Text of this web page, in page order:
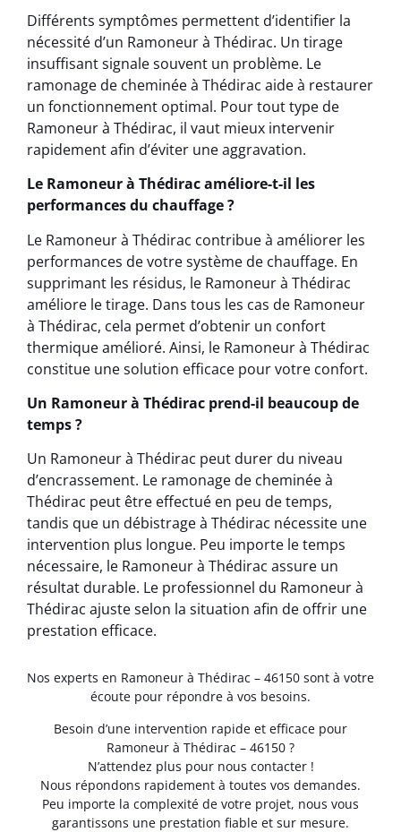
Différents symptômes permettent d’identifier la
nécessité d’un Ramoneur à Thédirac. Un tirage
insuffisant signale souvent un problème. Le
ramonage de cheminée à Thédirac aide à restaurer
un fonctionnement optimal. Pour tout type de
Ramoneur à Thédirac, il vaut mieux intervenir
rapidement afin d’éviter une aggravation.
Le Ramoneur à Thédirac améliore-t-il les
performances du chauffage ?
Le Ramoneur à Thédirac contribue à améliorer les
performances de votre système de chauffage. En
supprimant les résidus, le Ramoneur à Thédirac
améliore le tirage. Dans tous les cas de Ramoneur
à Thédirac, cela permet d’obtenir un confort
thermique amélioré. Ainsi, le Ramoneur à Thédirac
constitue une solution efficace pour votre confort.
Un Ramoneur à Thédirac prend-il beaucoup de
temps ?
Un Ramoneur à Thédirac peut durer du niveau
d’encrassement. Le ramonage de cheminée à
Thédirac peut être effectué en peu de temps,
tandis que un débistrage à Thédirac nécessite une
intervention plus longue. Peu importe le temps
nécessaire, le Ramoneur à Thédirac assure un
résultat durable. Le professionnel du Ramoneur à
Thédirac ajuste selon la situation afin de offrir une
prestation efficace.
Nos experts en Ramoneur à Thédirac – 46150 sont à votre
écoute pour répondre à vos besoins.
Besoin d’une intervention rapide et efficace pour
Ramoneur à Thédirac – 46150 ?
N’attendez plus pour nous contacter !
Nous répondons rapidement à toutes vos demandes.
Peu importe la complexité de votre projet, nous vous
garantissons une prestation fiable et sur mesure.